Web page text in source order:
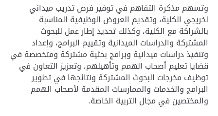
وتسهم مذكرة التفاهم في توفير فرص تدريب ميداني
لخريجي الكلية، وتقديم العروض الوظيفية المناسبة
بالشراكة مع الكلية، وكذلك تحديد إطار عمل للبحوث
المشتركة والدراسات الميدانية وتقييم البرامج، وإعداد
وتنفيذ دراسات ميدانية وبرامج بحثية مشتركة ومتخصصة في
قضايا تعليم أصحاب الهمم وتأهيلهم، وتعزيز التعاون في
توظيف مخرجات البحوث المشتركة ونتائجها في تطوير
البرامج والخدمات والممارسات المقدمة لأصحاب الهمم
والمختصين في مجال التربية الخاصة.